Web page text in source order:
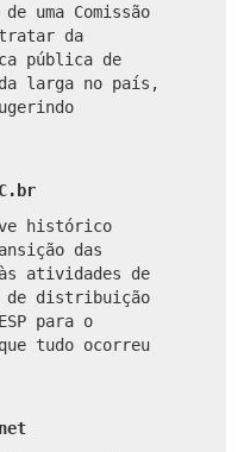
uma Comissão
da
pública de
larga no país,
histórico
das
atividades de
de distribuição
para o
tudo ocorreu